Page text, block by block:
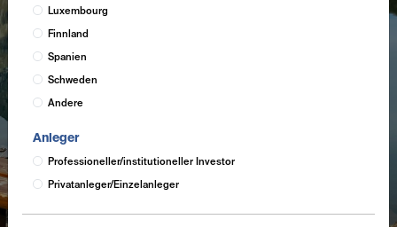
Luxembourg
Finnland
Spanien
Schweden
Andere
Anleger
Professioneller/institutioneller Investor
Privatanleger/Einzelanleger